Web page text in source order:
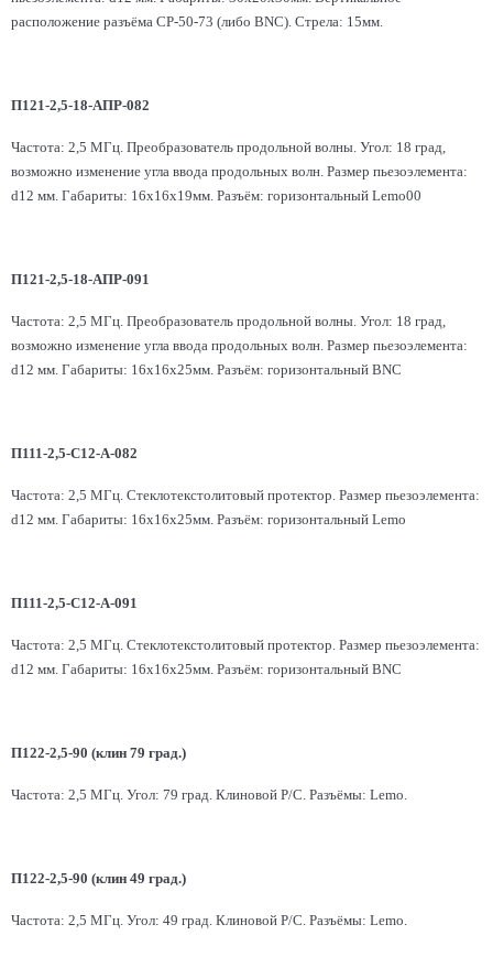
расположение разъёма СР-50-73 (либо BNC). Стрела: 15мм.
П121-2,5-18-АПР-082
Частота: 2,5 МГц. Преобразователь продольной волны. Угол: 18 град,
возможно изменение угла ввода продольных волн. Размер пьезоэлемента:
d12 мм. Габариты: 16x16х19мм. Разъём: горизонтальный Lemo00
П121-2,5-18-АПР-091
Частота: 2,5 МГц. Преобразователь продольной волны. Угол: 18 град,
возможно изменение угла ввода продольных волн. Размер пьезоэлемента:
d12 мм. Габариты: 16x16х25мм. Разъём: горизонтальный BNC
П111-2,5-С12-А-082
Частота: 2,5 МГц. Стеклотекстолитовый протектор. Размер пьезоэлемента:
d12 мм. Габариты: 16x16х25мм. Разъём: горизонтальный Lemo
П111-2,5-С12-А-091
Частота: 2,5 МГц. Стеклотекстолитовый протектор. Размер пьезоэлемента:
d12 мм. Габариты: 16x16х25мм. Разъём: горизонтальный BNC
П122-2,5-90 (клин 79 град.)
Частота: 2,5 МГц. Угол: 79 град. Клиновой Р/С. Разъёмы: Lemo.
П122-2,5-90 (клин 49 град.)
Частота: 2,5 МГц. Угол: 49 град. Клиновой Р/С. Разъёмы: Lemo.